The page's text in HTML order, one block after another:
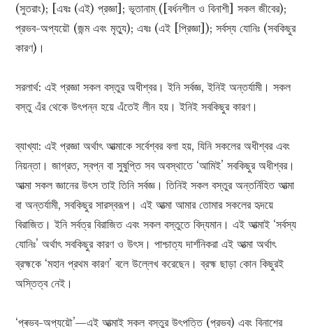
(সুতরাং); [এষঃ (এই) প্রজ্ঞা]; ভূতানাম্ ([বর্ধনশীল ও বিনাশী] সকল জীবের);
প্রভব-অপ্যয়ৌ (জন্ম এবং মৃত্যু); এষঃ (এই [প্রিজ্ঞা]); সর্বস্য যোনিঃ (সবকিছুর
কারণ)।
সরলার্থ: এই প্রজ্ঞা সকল বস্তুর অধীশ্বর। ইনি সর্বজ্ঞ, ইনিই অন্তর্যামী। সকল
বস্তু এঁর থেকে উৎপন্ন হয়ে এঁতেই লীন হয়। ইনিই সবকিছুর কারণ।
ব্যাখ্যা: এই প্রজ্ঞা অর্থাৎ আত্মাকে সর্বেশ্বর বলা হয়, যিনি সকলের অধীশ্বর এবং
নিয়ন্তা। জাগ্রত, স্বপ্ন বা সুষুপ্তি সব অবস্থাতে ‘আমিই’ সবকিছুর অধীশ্বর।
আত্মা সকল জ্ঞানের উৎস তাই তিনি সর্বজ্ঞ। তিনিই সকল বস্তুর অন্তর্নিহিত আত্মা
বা অন্তর্যামী, সবকিছুর সারস্বরূপ। এই আত্মা আমার তোমার সকলের হৃদয়ে
বিরাজিত। ইনি সর্বত্র বিরাজিত এবং সকল বস্তুতে বিদ্যমান। এই আত্মাই ‘সর্বস্য
যোনিঃ’ অর্থাৎ সবকিছুর কারণ ও উৎস। পাশ্চাত্য দার্শনিকরা এই আত্মা অর্থাৎ
ব্রহ্মকে ‘মহান প্রথম কারণ’ বলে উল্লেখ করেছেন। ব্রহ্ম ছাড়া কোন কিছুরই
অস্তিত্ব নেই।
‘প্ৰভব-অপ্যয়ৌ’—এই আত্মাই সকল বস্তুর উৎপত্তি (প্রভব) এবং বিনাশের